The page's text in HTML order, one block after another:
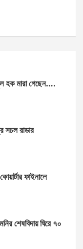
মারা গেছেন….
সচল রাডার
ফাইনালে
শেষবিদায় ঘিরে ৭০